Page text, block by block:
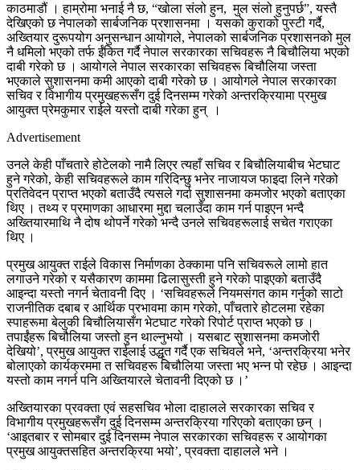
काठमाडौं । हाम्रोमा भनाई नै छ, “खोला संलो हुन, मुल संलो हुनुपर्छ”, यस्तै
देखिएको छ नेपालको सार्बजनिक प्रशासनमा । यसको कुराको पुस्टी गर्दै,
अख्तियार दुरूपयोग अनुसन्धान आयोगले, नेपालको सार्बजनिक प्रशासनको मुल
नै धमिलो भएको तर्फ ईंकित गर्दै नेपाल सरकारका सचिवहरू नै बिचौलिया भएको
दाबी गरेको छ । आयोगले नेपाल सरकारका सचिवहरू बिचौलिया जस्ता
भएकाले सुशासनमा कमी आएको दाबी गरेको छ । आयोगले नेपाल सरकारका
सचिव र विभागीय प्रमुखहरूसँग दुई दिनसम्म गरेको अन्तरक्रियामा प्रमुख
आयुक्त प्रेमकुमार राईले यस्तो दाबी गरेका हुन् ।
Advertisement
उनले केही पाँचतारे होटेलको नामै लिएर त्यहाँ सचिव र बिचौलियाबीच भेटघाट
हुने गरेको, केही सचिवहरूले काम गरिदिन्छु भनेर नाजायज फाइदा लिने गरेको
प्रतिवेदन प्राप्त भएको बताउँदै त्यसले गर्दा सुशासनमा कमजोर भएको बताएका
थिए । तथ्य र प्रमाणका आधारमा मुद्दा चलाउँदा काम गर्न पाइएन भन्दै
अख्तियारमाथि नै दोष थोपर्ने गरेको भन्दै उनले सचिवहरूलाई सचेत गराएका
थिए ।
प्रमुख आयुक्त राईले विकास निर्माणका ठेक्कामा पनि सचिवरूले लामो हात
लगाउने गरेको र यसैकारण काममा ढिलासुस्ती हुने गरेको पाइएको बताउँदै
आइन्दा यस्तो नगर्न चेतावनी दिए । ‘सचिवहरूले नियमसंगत काम गर्नुको साटो
राजनीतिक दबाब र आर्थिक प्रभावमा काम गरेको, पाँचतारे होटलमा रहेका
स्पाहरूमा बेलुकी बिचौलियासँग भेटघाट गरेको रिपोर्ट प्राप्त भएको छ ।
तपाईंहरू बिचौलिया जस्तो हुन थाल्नुभयो । यसबाट सुशासनमा कमजोरी
देखियो’, प्रमुख आयुक्त राईलाई उद्धृत गर्दै एक सचिवले भने, ‘अन्तरक्रिया भनेर
बोलाएको कार्यक्रममा त सचिवहरू बिचौलिया जस्ता भए भन्न पो रहेछ । आइन्दा
यस्तो काम नगर्न पनि अख्तियारले चेतावनी दिएको छ ।’
अख्तियारका प्रवक्ता एवं सहसचिव भोला दाहालले सरकारका सचिव र
विभागीय प्रमुखहरूसँग दुई दिनसम्म अन्तरक्रिया गरिएको बताएका छन् ।
‘आइतबार र सोमबार दुई दिनसम्म नेपाल सरकारका सचिवहरू र आयोगका
प्रमुख आयुक्तसहित अन्तरक्रिया भयो’, प्रवक्ता दाहालले भने ।